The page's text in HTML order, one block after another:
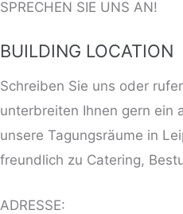
SPRECHEN SIE UNS AN!
BUILDING LOCATION
Schreiben Sie uns oder
unterbreiten Ihnen gern ein
unsere Tagungsräume in
freundlich zu Catering,
ADRESSE: